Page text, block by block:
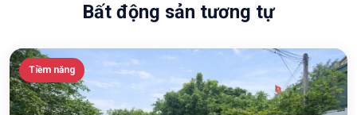
Bất động sản tương tự
Tiềm năng